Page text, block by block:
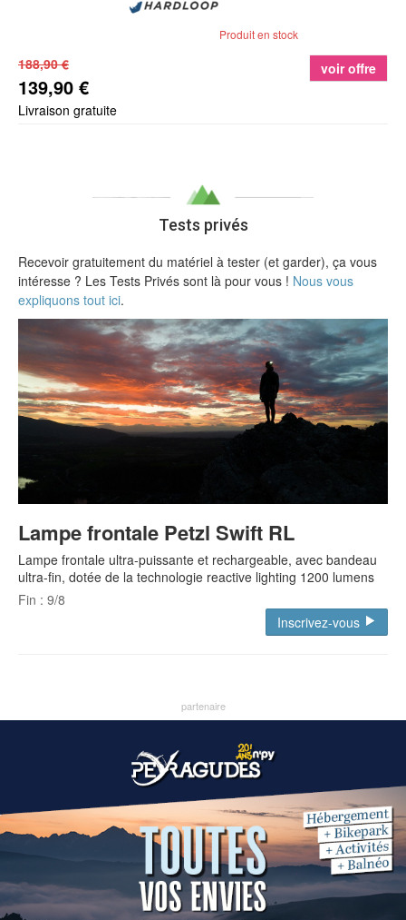
Produit en stock
188,90 €
139,90 €
Livraison gratuite
voir offre
Tests privés
Recevoir gratuitement du matériel à tester (et garder), ça vous
intéresse ? Les Tests Privés sont là pour vous ! Nous vous
expliquons tout ici.
Lampe frontale Petzl Swift RL
Lampe frontale ultra-puissante et rechargeable, avec bandeau
ultra-fin, dotée de la technologie reactive lighting 1200 lumens
Fin : 9/8
Inscrivez-vous